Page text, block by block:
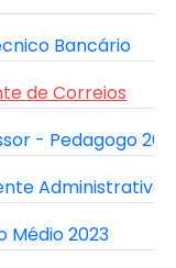
Bancário
de Correios
- Pedagogo
Administrativo
Médio 2023